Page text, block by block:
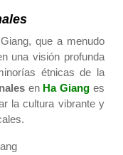
que a menudo
una visión profunda
étnicas de la
en Ha Giang es
la cultura vibrante y